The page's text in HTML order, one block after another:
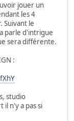
jouer un
les 4
Suivant le
parle d'intrigue
sera différente.
:
studio
il n'y a pas si